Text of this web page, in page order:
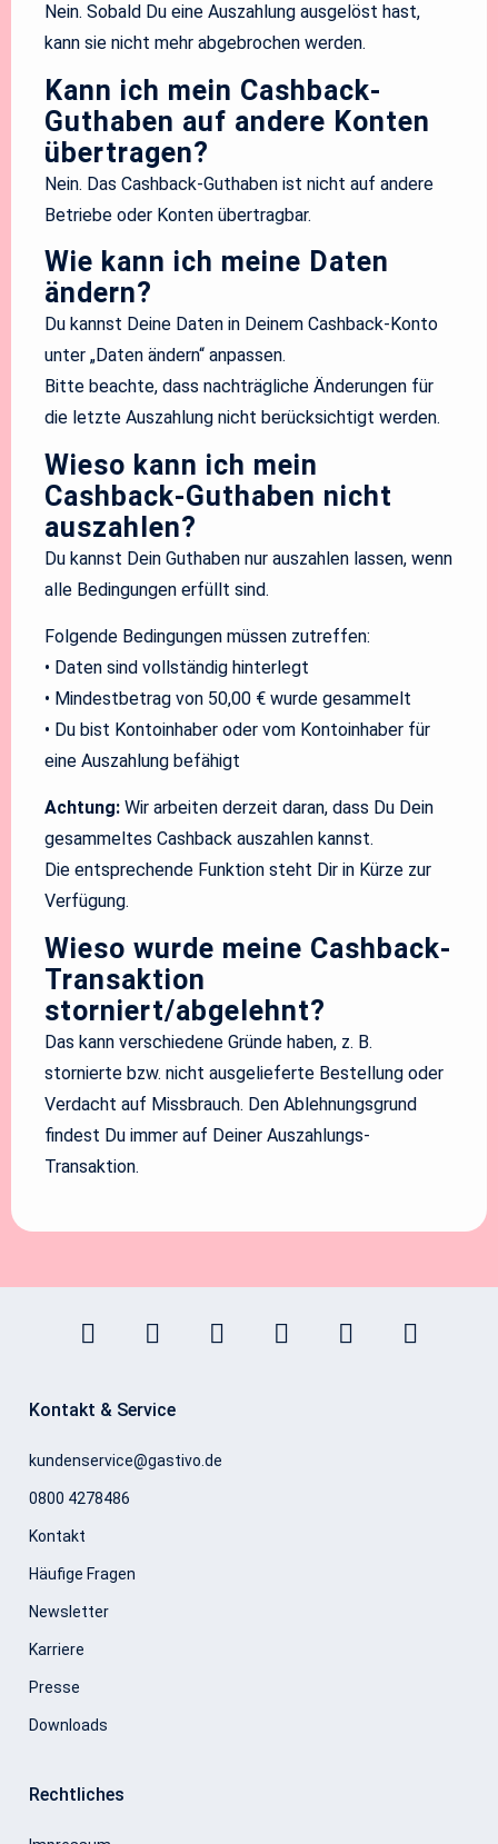
Nein. Sobald Du eine Auszahlung ausgelöst hast,
kann sie nicht mehr abgebrochen werden.
Kann ich mein Cashback-
Guthaben auf andere Konten
übertragen?
Nein. Das Cashback-Guthaben ist nicht auf andere
Betriebe oder Konten übertragbar.
Wie kann ich meine Daten
ändern?
Du kannst Deine Daten in Deinem Cashback-Konto
unter „Daten ändern“ anpassen.
Bitte beachte, dass nachträgliche Änderungen für
die letzte Auszahlung nicht berücksichtigt werden.
Wieso kann ich mein
Cashback-Guthaben nicht
auszahlen?
Du kannst Dein Guthaben nur auszahlen lassen, wenn
alle Bedingungen erfüllt sind.
Folgende Bedingungen müssen zutreffen:
• Daten sind vollständig hinterlegt
• Mindestbetrag von 50,00 € wurde gesammelt
• Du bist Kontoinhaber oder vom Kontoinhaber für
eine Auszahlung befähigt
Achtung: Wir arbeiten derzeit daran, dass Du Dein
gesammeltes Cashback auszahlen kannst.
Die entsprechende Funktion steht Dir in Kürze zur
Verfügung.
Wieso wurde meine Cashback-
Transaktion
storniert/abgelehnt?
Das kann verschiedene Gründe haben, z. B.
stornierte bzw. nicht ausgelieferte Bestellung oder
Verdacht auf Missbrauch. Den Ablehnungsgrund
findest Du immer auf Deiner Auszahlungs-
Transaktion.
Kontakt & Service
kundenservice@gastivo.de
0800 4278486
Kontakt
Häufige Fragen
Newsletter
Karriere
Presse
Downloads
Rechtliches